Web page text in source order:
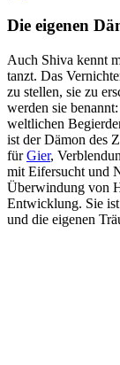
Die eigenen
Auch Shiva kennt
tanzt. Das
zu stellen, sie zu
werden sie
weltlichen
ist der Dämon des
fürGier,
mit Eifersucht und
Überwindung von
Entwicklung. Sie
und die eigenen